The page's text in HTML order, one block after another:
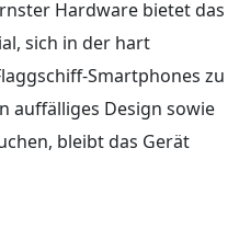
Hardware bietet das
sich in der hart
Smartphones zu
auffälliges Design sowie
bleibt das Gerät